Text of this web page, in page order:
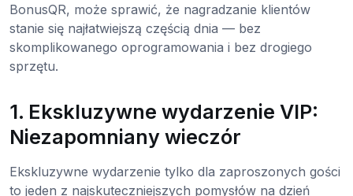
BonusQR, może sprawić, że nagradzanie klientów
stanie się najłatwiejszą częścią dnia — bez
skomplikowanego oprogramowania i bez drogiego
sprzętu.
1. Ekskluzywne wydarzenie VIP:
Niezapomniany wieczór
Ekskluzywne wydarzenie tylko dla zaproszonych gości
to jeden z najskuteczniejszych pomysłów na dzień